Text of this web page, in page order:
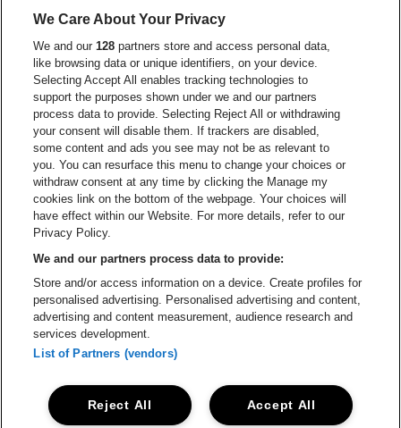
Ga naar de website van Het logo van
Ga naar de
Ga naar de website van Croky
Ga naar de website van
Ga naar de website van Le Soir
Ga naar de
Ga naar de website van
Vorst Nationaal is een deel van be•at
Vorst Nationaal
Be-At Venues
Schijnpoortweg 119, 2170 Antwerpen
BTW (BE) 0461.051.688 - RPR Antwerpen
BNP Paribas Fortis - IBAN: BE93 2200 4925 0067 - BIC:
GEBABEBB
We Care About Your Privacy
We and our128 partners store and access personal data,
like browsing data or unique identifiers, on your device.
Selecting Accept All enables tracking technologies to
support the purposes shown under we and our partners
process data to provide. Selecting Reject All or withdrawing
your consent will disable them. If trackers are disabled,
some content and ads you see may not be as relevant to
you. You can resurface this menu to change your choices or
withdraw consent at any time by clicking the Manage my
cookies link on the bottom of the webpage. Your choices will
have effect within our Website. For more details, refer to our
Privacy Policy.
We and our partners process data to provide:
Store and/or access information on a device. Create profiles for
personalised advertising. Personalised advertising and content,
advertising and content measurement, audience research and
services development.
List of Partners (vendors)
Accept All
Reject All